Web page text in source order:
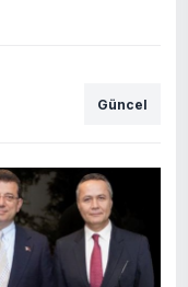
Güncel